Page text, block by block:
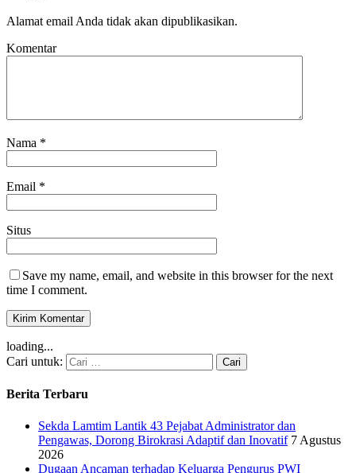
Alamat email Anda tidak akan dipublikasikan.
Komentar
Nama *
Email *
Situs
Save my name, email, and website in this browser for the next
time I comment.
loading...
Cari untuk:
Berita Terbaru
Sekda Lamtim Lantik 43 Pejabat Administrator dan
Pengawas, Dorong Birokrasi Adaptif dan Inovatif 7 Agustus
2026
Dugaan Ancaman terhadap Keluarga Pengurus PWI